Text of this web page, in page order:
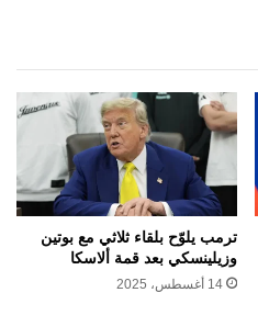
ترمب يلوّح بلقاء ثلاثي مع بوتين
وزيلينسكي بعد قمة ألاسكا
14 أغسطس، 2025